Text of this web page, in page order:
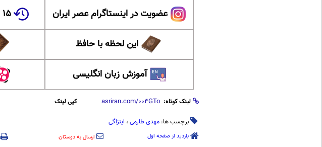
عضویت در اینستاگرام عصر ایران ۱۵ سال پیش در چنین روزی
این لحظه با حافظ
آموزش زبان انگلیسی
لینک کوتاه: کپی لینک
برچسب ها: مهدی طارمی ، اینزاگی
بازدید از صفحه اول ارسال به دوستان